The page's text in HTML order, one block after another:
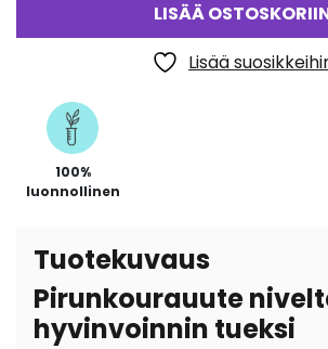
LISÄÄ
Lisää
100%
luonnollinen
Tuotekuvaus
Pirunkourauute
hyvinvoinnin tueksi